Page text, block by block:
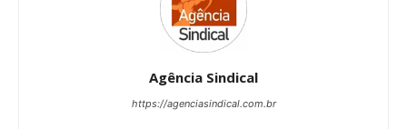
Agência Sindical
https://agenciasindical.com.br